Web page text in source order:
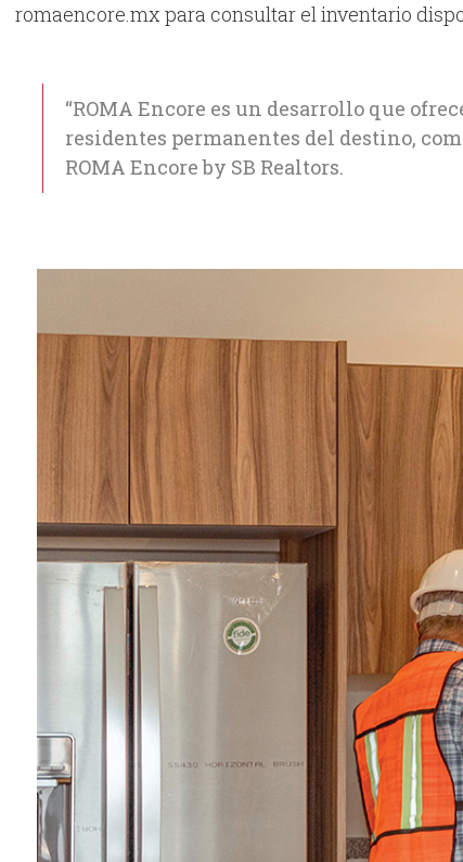
romaencore.mx para consultar el inventario
“ROMA Encore es un desarrollo que
residentes permanentes del destino,
ROMA Encore by SB Realtors.